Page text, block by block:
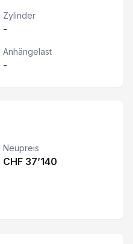
Zylinder
-
Anhängelast
-
Neupreis
CHF 37’140